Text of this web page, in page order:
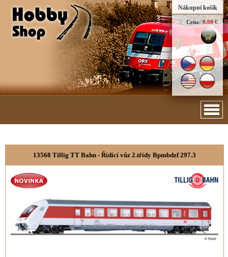
Nákupní košík
Cena: 0.00 €
13568 Tillig TT Bahn - Řídící vůz 2.třídy Bpmbdzf 297.3